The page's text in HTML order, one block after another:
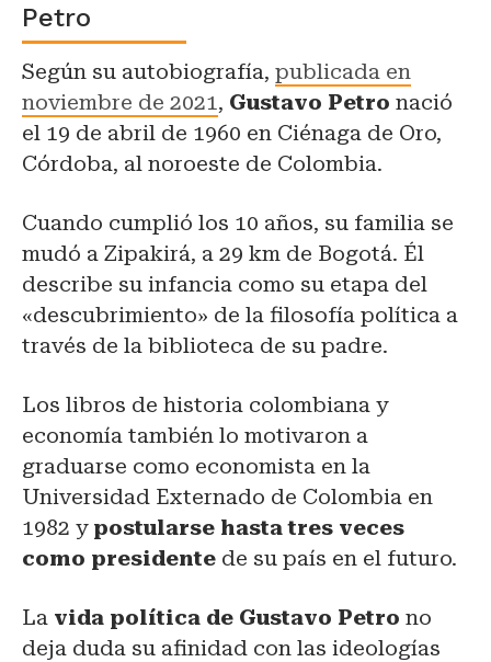
Petro
Según su autobiografía, publicada en
noviembre de 2021, Gustavo Petro nació
el 19 de abril de 1960 en Ciénaga de Oro,
Córdoba, al noroeste de Colombia.
Cuando cumplió los 10 años, su familia se
mudó a Zipakirá, a 29 km de Bogotá. Él
describe su infancia como su etapa del
«descubrimiento» de la filosofía política a
través de la biblioteca de su padre.
Los libros de historia colombiana y
economía también lo motivaron a
graduarse como economista en la
Universidad Externado de Colombia en
1982 y postularse hasta tres veces
como presidente de su país en el futuro.
La vida política de Gustavo Petro no
deja duda su afinidad con las ideologías